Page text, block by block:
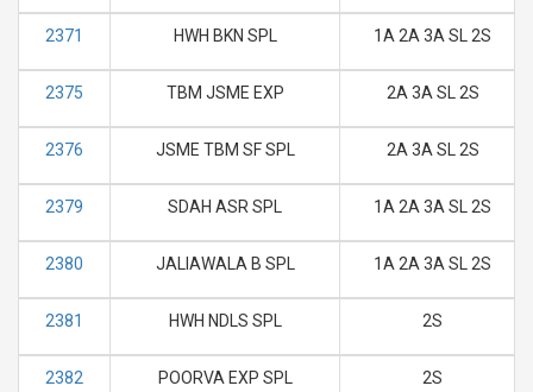
2371 HWH BKN SPL 1A 2A 3A SL 2S
2375 TBM JSME EXP 2A 3A SL 2S
2376 JSME TBM SF SPL 2A 3A SL 2S
2379 SDAH ASR SPL 1A 2A 3A SL 2S
2380 JALIAWALA B SPL 1A 2A 3A SL 2S
2381 HWH NDLS SPL 2S
2382 POORVA EXP SPL 2S